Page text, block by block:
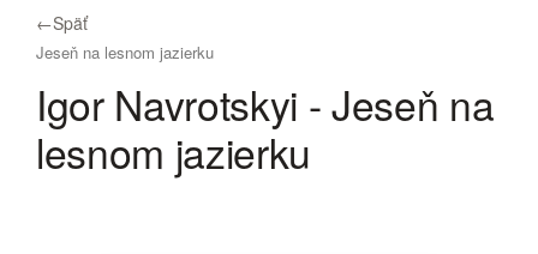
←Späť
Jeseň na lesnom jazierku
Igor Navrotskyi - Jeseň na
lesnom jazierku